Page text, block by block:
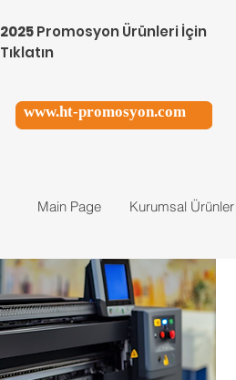
2025Promosyon Ürünleri İçin
Tıklatın
www.ht-promosyon.com
Main Page Kurumsal Ürünler